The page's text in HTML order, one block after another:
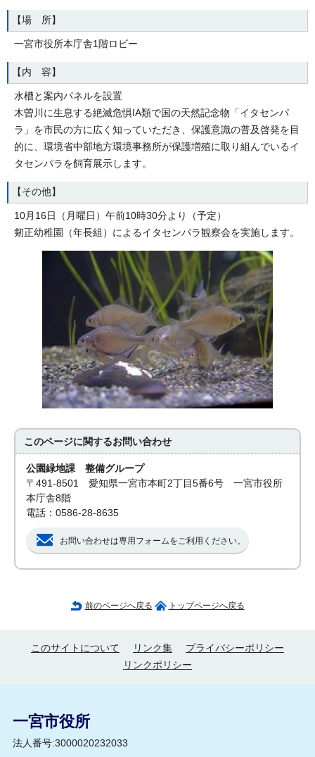
【場 所】
一宮市役所本庁舎1階ロビー
【内 容】
水槽と案内パネルを設置
木曽川に生息する絶滅危惧IA類で国の天然記念物「イタセンパ
ラ」を市民の方に広く知っていただき、保護意識の普及啓発を目
的に、環境省中部地方環境事務所が保護増殖に取り組んでいるイ
タセンパラを飼育展示します。
【その他】
10月16日（月曜日）午前10時30分より（予定）
剱正幼稚園（年長組）によるイタセンパラ観察会を実施します。
このページに関するお問い合わせ
公園緑地課 整備グループ
〒491-8501 愛知県一宮市本町2丁目5番6号 一宮市役所
本庁舎8階
電話：0586-28-8635
お問い合わせは専用フォームをご利用ください。
前のページへ戻る トップページへ戻る
このサイトについて リンク集
プライバシーポリシー
リンクポリシー
一宮市役所
法人番号:3000020232033